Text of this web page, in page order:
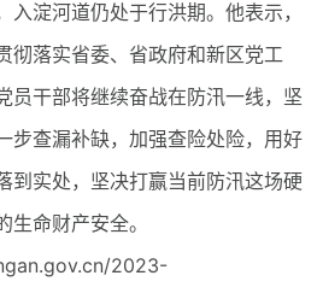
入淀河道仍处于行洪期。他表示，
彻落实省委、省政府和新区党工
员干部将继续奋战在防汛一线，坚
步查漏补缺，加强查险处险，用好
到实处，坚决打赢当前防汛这场硬
生命财产安全。
2023-